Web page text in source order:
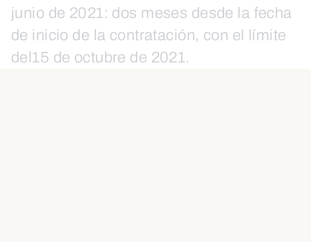
junio de 2021: dos meses desde la fecha
de inicio de la contratación, con el límite
del15 de octubre de 2021.